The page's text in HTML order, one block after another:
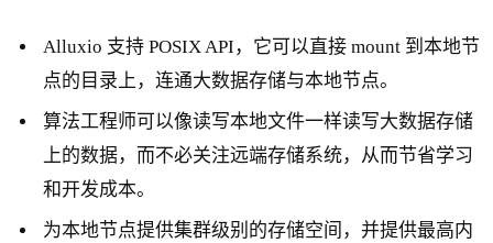
Alluxio 支持 POSIX API，它可以直接 mount 到本地节
点的目录上，连通大数据存储与本地节点。
算法工程师可以像读写本地文件一样读写大数据存储
上的数据，而不必关注远端存储系统，从而节省学习
和开发成本。
为本地节点提供集群级别的存储空间，并提供最高内